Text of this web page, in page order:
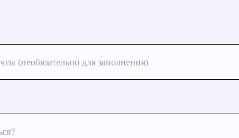
(необязательно для заполнения)